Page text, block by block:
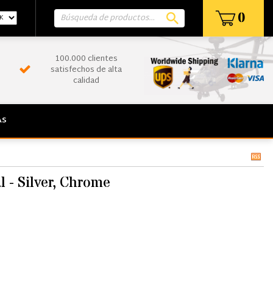
0
100.000 clientes
satisfechos de alta
calidad
- Silver, Chrome